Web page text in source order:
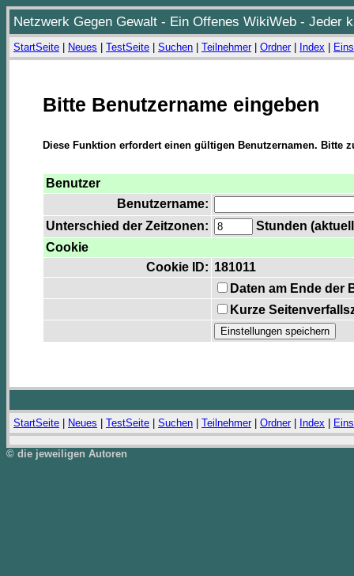
Netzwerk Gegen Gewalt - Ein Offenes WikiWeb - Jeder
StartSeite Neues TestSeite Suchen Teilnehmer| Ordner| Index
Bitte Benutzername eingeben
Diese Funktion erfordert einen gültigen Benutzernamen. Bitte
Benutzer
Benutzername:
Unterschied der Zeitzonen:
Stunden
Cookie
Cookie ID: 181011
Daten am Ende der
Kurze
StartSeite Neues TestSeite Suchen Teilnehmer| Ordner| Index
© die jeweiligen Autoren